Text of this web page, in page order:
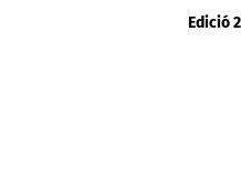
Edició